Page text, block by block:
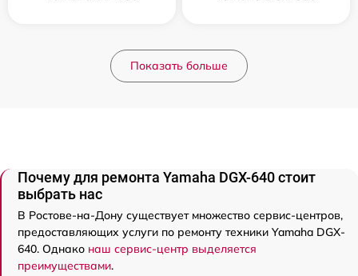
Показать больше
Почему для ремонта Yamaha DGX-640 стоит
выбрать нас
В Ростове-на-Дону существует множество сервис-центров,
предоставляющих услуги по ремонту техники Yamaha DGX-
640. Однако наш сервис-центр выделяется
преимуществами.